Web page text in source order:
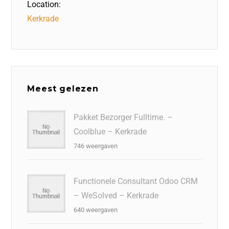
Location:
Kerkrade
Meest gelezen
Pakket Bezorger Fulltime. –
Coolblue – Kerkrade
746 weergaven
Functionele Consultant Odoo CRM
– WeSolved – Kerkrade
640 weergaven